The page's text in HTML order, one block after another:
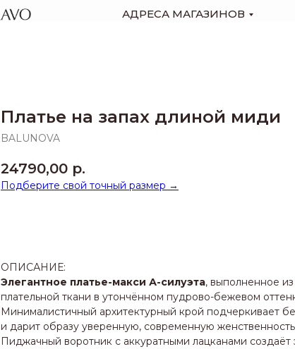
АДРЕСА МАГАЗИНОВ
Платье на запах длиной миди
BALUNOVA
24790,00 р.
Подберите свой точный размер →
ОПИСАНИЕ:
Элегантное платье-макси А-силуэта, выполненное
плательной ткани в утончённом пудрово-бежевом
Минималистичный архитектурный крой подчеркивает
и дарит образу уверенную, современную
Пиджачный воротник с аккуратными лацканами создаёт